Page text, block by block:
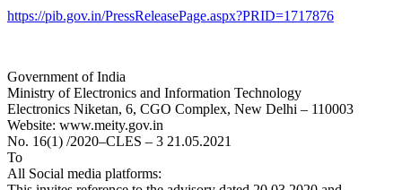
https://pib.gov.in/PressReleasePage.aspx?PRID=1717876
Government of India
Ministry of Electronics and Information Technology
Electronics Niketan, 6, CGO Complex, New Delhi – 110003
Website: www.meity.gov.in
No. 16(1) /2020–CLES – 3 21.05.2021
To
All Social media platforms: